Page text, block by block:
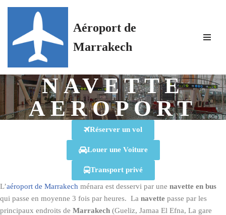
au
Aéroport de
Marrakech
NAVETTE
AEROPORT
Réserver un vol
Louer une Voiture
Transport privé
L’aéroport de Marrakech ménara est desservi par une navette en bus
qui passe en moyenne 3 fois par heures. La navette passe par les
principaux endroits de Marrakech (Gueliz, Jamaa El Efna, La gare